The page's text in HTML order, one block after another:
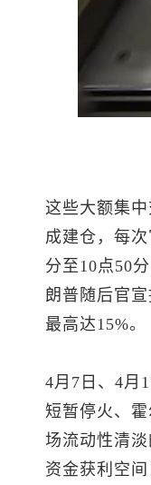
这些大额集
成建仓，每
分至10点50
朗普随后官
最高达15%。
4月7日、4月
短暂停火、
场流动性清淡
资金获利空间